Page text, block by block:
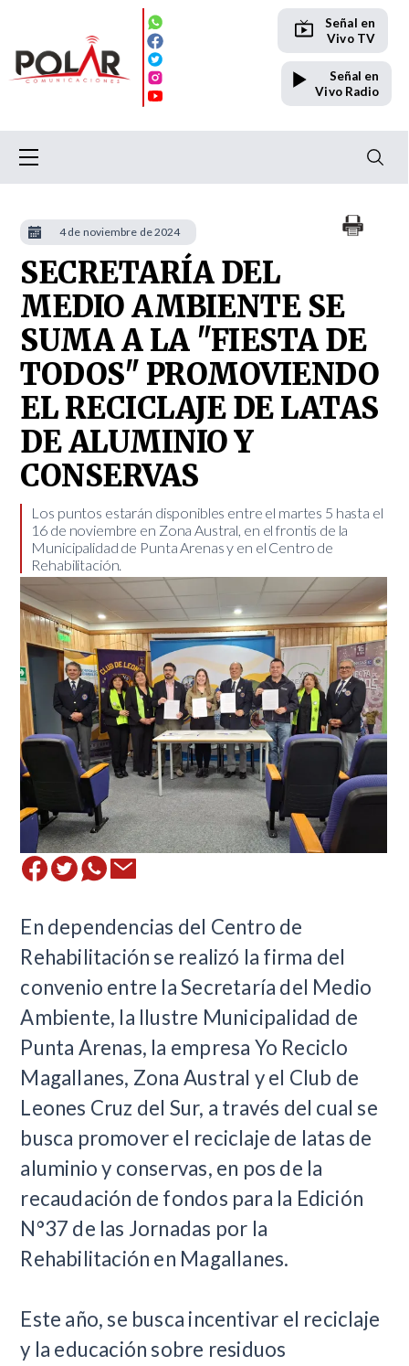
Señal en
Vivo TV
Señal en
Vivo Radio
SECRETARÍA DEL
MEDIO AMBIENTE SE
SUMA A LA "FIESTA DE
TODOS" PROMOVIENDO
EL RECICLAJE DE LATAS
DE ALUMINIO Y
CONSERVAS
​Los puntos estarán disponibles entre el martes 5 hasta el
16 de noviembre en Zona Austral, en el frontis de la
Municipalidad de Punta Arenas y en el Centro de
Rehabilitación.
​En dependencias del Centro de
Rehabilitación se realizó la firma del
convenio entre la Secretaría del Medio
Ambiente, la Ilustre Municipalidad de
Punta Arenas, la empresa Yo Reciclo
Magallanes, Zona Austral y el Club de
Leones Cruz del Sur, a través del cual se
busca promover el reciclaje de latas de
aluminio y conservas, en pos de la
recaudación de fondos para la Edición
N°37 de las Jornadas por la
Rehabilitación en Magallanes.
Este año, se busca incentivar el reciclaje
y la educación sobre residuos
4 de noviembre de 2024